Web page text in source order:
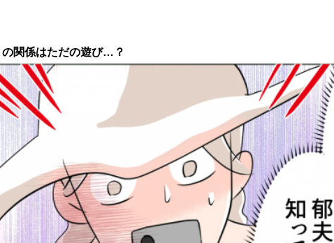
の関係はただの遊び…？